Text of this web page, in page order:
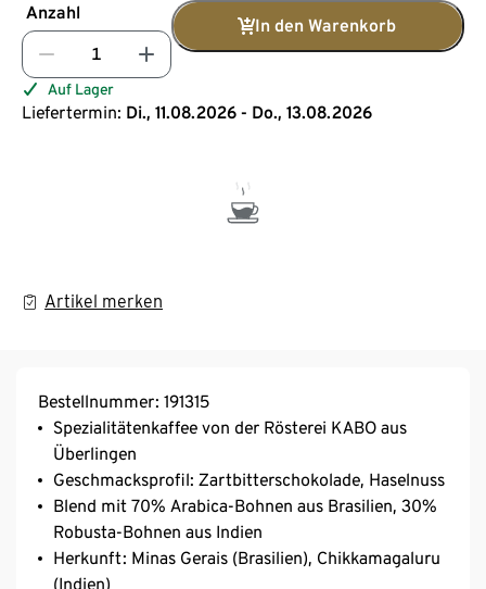
Anzahl
In den Warenkorb
Auf Lager
Liefertermin: Di., 11.08.2026 - Do., 13.08.2026
Artikel merken
Bestellnummer: 191315
Spezialitätenkaffee von der Rösterei KABO aus
Überlingen
Geschmacksprofil: Zartbitterschokolade, Haselnuss
Blend mit 70% Arabica-Bohnen aus Brasilien, 30%
Robusta-Bohnen aus Indien
Herkunft: Minas Gerais (Brasilien), Chikkamagaluru
(Indien)